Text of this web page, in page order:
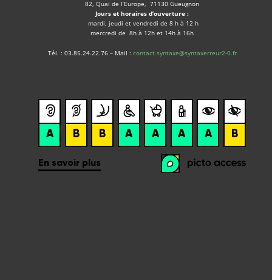
82, Quai de l’Europe, 71130 Gueugnon
Jours et horaires d’ouverture :
mardi, jeudi et vendredi de 8 h à 12 h
mercredi de 8h à 12h et 14h à 16h
Tél. : 03.85.24.22.76 – Mail : contact.syntaxe@syntaxerreur2-0.fr